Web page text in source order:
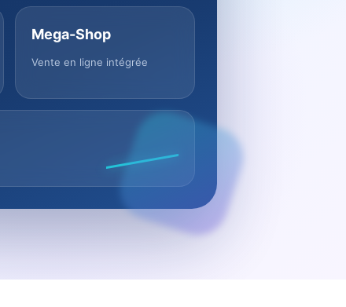
Mega-Shop
Vente en ligne intégrée